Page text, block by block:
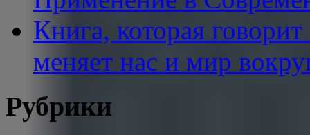
Книга, которая
меняет нас и мир
Рубрики